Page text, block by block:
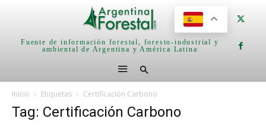
Fuente de información forestal, foresto-industrial y
ambiental de Argentina y América Latina
Inicio Etiquetas Certificación Carbono
Tag: Certificación Carbono